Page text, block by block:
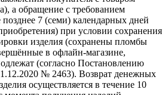
а обращение с требованием
позднее 7 (семи) календарных дней
при условии сохранения
изделия (сохранены пломбы
в офлайн-магазине,
(согласно Постановлению
№ 2463). Возврат денежных
осуществляется в течение 10